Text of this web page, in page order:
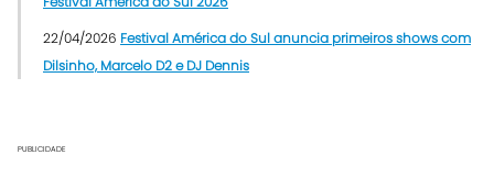
22/04/2026 Festival América do Sul anuncia primeiros shows com
Dilsinho, Marcelo D2 e DJ Dennis
PUBLICIDADE